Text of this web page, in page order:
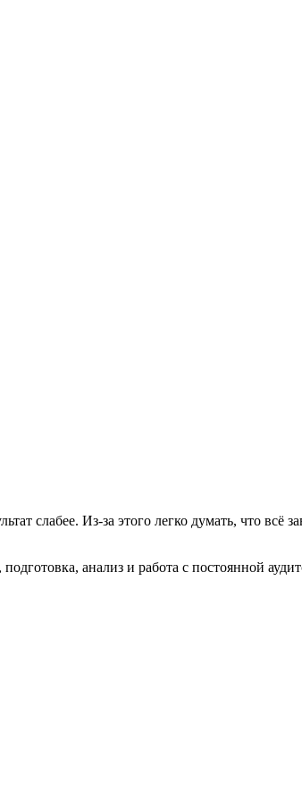
слабее. Из-за этого легко думать, что всё
анализ и работа с постоянной